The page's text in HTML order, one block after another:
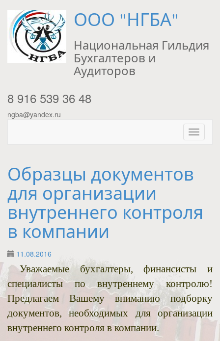
ООО "НГБА"
Национальная Гильдия
Бухгалтеров и
Аудиторов
8 916 539 36 48
ngba@yandex.ru
Образцы документов
для организации
внутреннего контроля
в компании
11.08.2016
Уважаемые бухгалтеры, финансисты и
специалисты по внутреннему контролю!
Предлагаем Вашему вниманию подборку
документов, необходимых для организации
внутреннего контроля в компании.